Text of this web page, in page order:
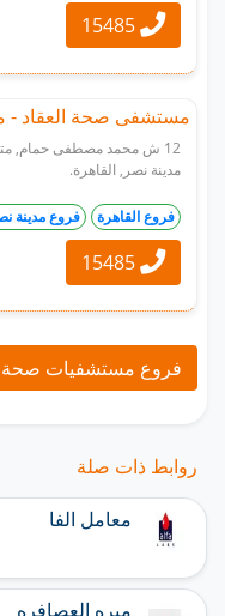
مستشفى صحة العقاد -
12 ش محمد مصطفى حمام,
مدينة نصر, القاهرة.
فروع القاهرة فروع مدينة
فروع مستشفيات صحة
روابط ذات صلة
معامل الفا
مبره العصافره